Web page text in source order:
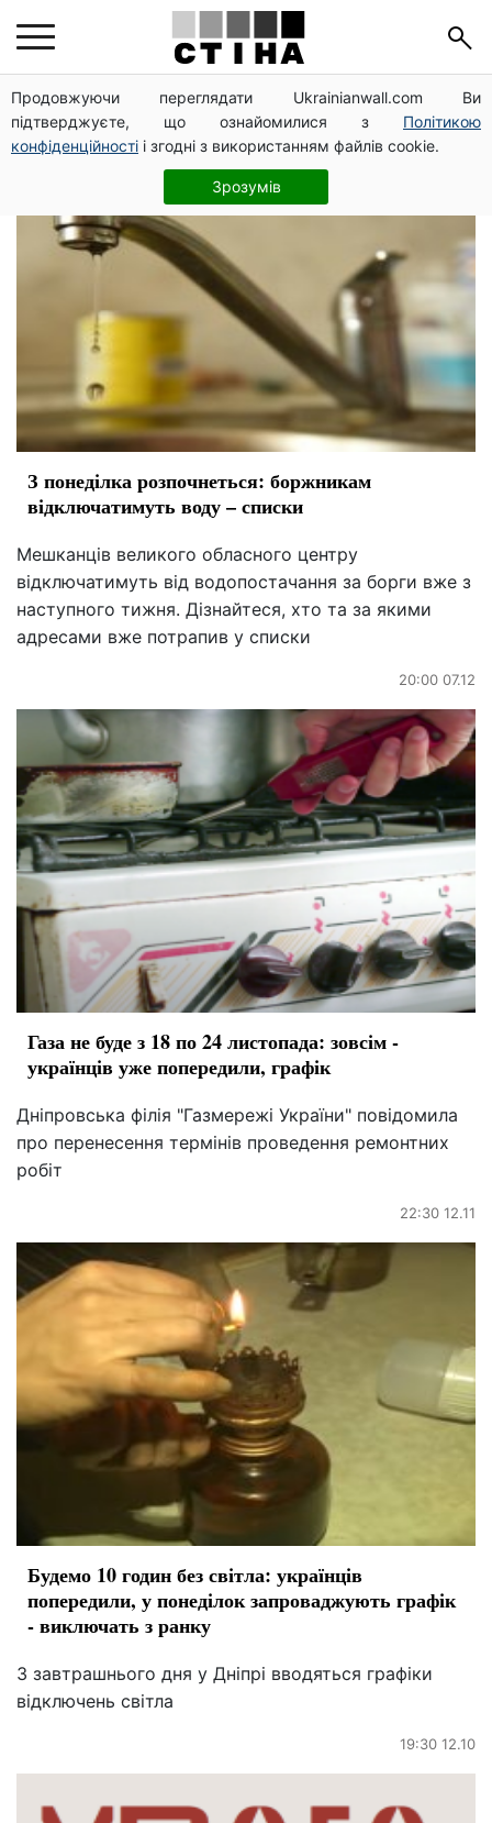
Продовжуючи переглядати Ukrainianwall.com Ви
підтверджуєте, що ознайомилися з Політикою
конфіденційності і згодні з використанням файлів cookie.
Зрозумів
Днепр
З понеділка розпочнеться: боржникам
відключатимуть воду – списки
Мешканців великого обласного центру
відключатимуть від водопостачання за борги вже з
наступного тижня. Дізнайтеся, хто та за якими
адресами вже потрапив у списки
20:00 07.12
Газа не буде з 18 по 24 листопада: зовсім -
українців уже попередили, графік
Дніпровська філія "Газмережі України" повідомила
про перенесення термінів проведення ремонтних
робіт
22:30 12.11
Будемо 10 годин без світла: українців
попередили, у понеділок запроваджують графік
- виключать з ранку
З завтрашнього дня у Дніпрі вводяться графіки
відключень світла
19:30 12.10